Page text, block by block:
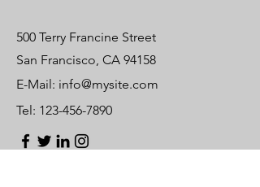
500 Terry Francine Street
San Francisco, CA 94158
E-Mail: info@mysite.com
Tel: 123-456-7890